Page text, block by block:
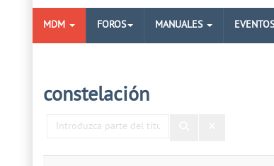
MDM FOROS MANUALES EVENTOS
constelación
Introduzca